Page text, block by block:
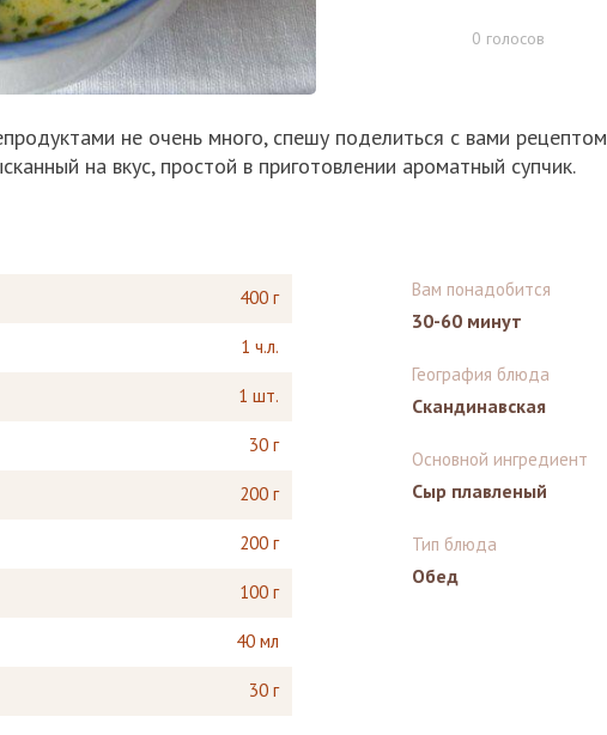
0 голосов
не очень много, спешу поделиться с вами рецептом
на вкус, простой в приготовлении ароматный супчик.
400 г
1 ч.л.
1 шт.
30 г
200 г
200 г
100 г
40 мл
30 г
Вам понадобится
30-60 минут
География блюда
Скандинавская
Основной ингредиент
Сыр плавленый
Тип блюда
Обед